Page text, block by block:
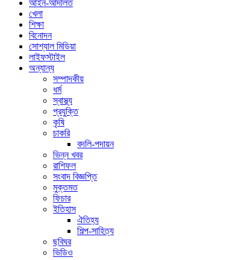
আইন-আদালত
খেলা
শিক্ষা
বিনোদন
সোশ্যাল মিডিয়া
লাইফস্টাইল
অন্যান্য
সম্পাদকীয়
ধর্ম
স্বাস্থ্য
প্রযুক্তি
কৃষি
চাকরি
বদলি-পদায়ন
ভিন্ন খবর
রাশিফল
সংবাদ বিজ্ঞপ্তি
মুক্তমত
ফিচার
ইতিহাস
ঐতিহ্য
শিল্প-সাহিত্য
ছবিঘর
ভিডিও